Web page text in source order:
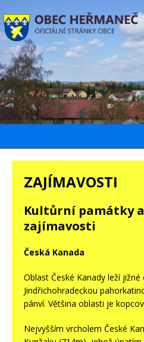
ZAJÍMAVOSTI
Kultůrní památky
zajímavosti
Česká Kanada
Oblast České Kanady leží
Jindřichohradeckou
pánví. Většina oblasti je
Nejvyšším vrcholem České